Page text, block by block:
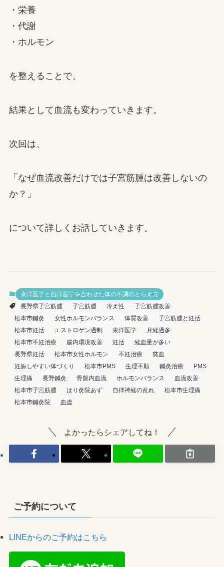
・栄養
・代謝
・ホルモン
を整えることで、
結果として血流も変わっていきます。
次回は、
「なぜ血流改善だけでは子宮筋腫は改善しないの
か？」
について詳しくお話していきます。
東洋医学と西洋医学を合わせた体の不調のとらえ方
長野県子宮筋腫
子宮筋腫 冷え性
子宮筋腫改善
松本市鍼灸
女性ホルモンバランス 体質改善
子宮筋腫と妊活
松本市妊活
エストロゲン過剰 東洋医学
月経過多
松本市不妊治療
腸内環境改善 妊活
経血量が多い
長野県妊活
松本市女性ホルモン 不妊治療
貧血
妊娠しやすい体づくり
松本市PMS 生理不順 鍼灸治療
PMS
生理痛
長野鍼灸 骨盤内血流 ホルモンバランス
血流改善
松本市子宮筋腫
はり灸院あず 自律神経の乱れ
松本市生理痛
松本市鍼灸院
血虚
よかったらシェアしてね！
ご予約について
LINEからのご予約はこちら